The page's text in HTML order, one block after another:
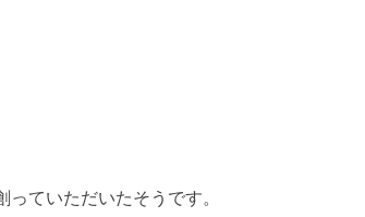
ていただいたそうです。